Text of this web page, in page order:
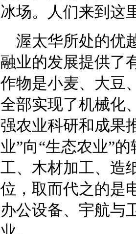
冰场。人们来到这
渥太华所处的优
融业的发展提供了
作物是小麦、大豆
全部实现了机械化
强农业科研和成果
业”向“生态农业”
工、木材加工、造
位，取而代之的是
办公设备、宇航与